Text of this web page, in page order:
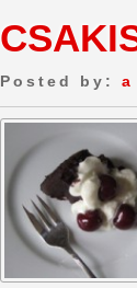
Posted by: a